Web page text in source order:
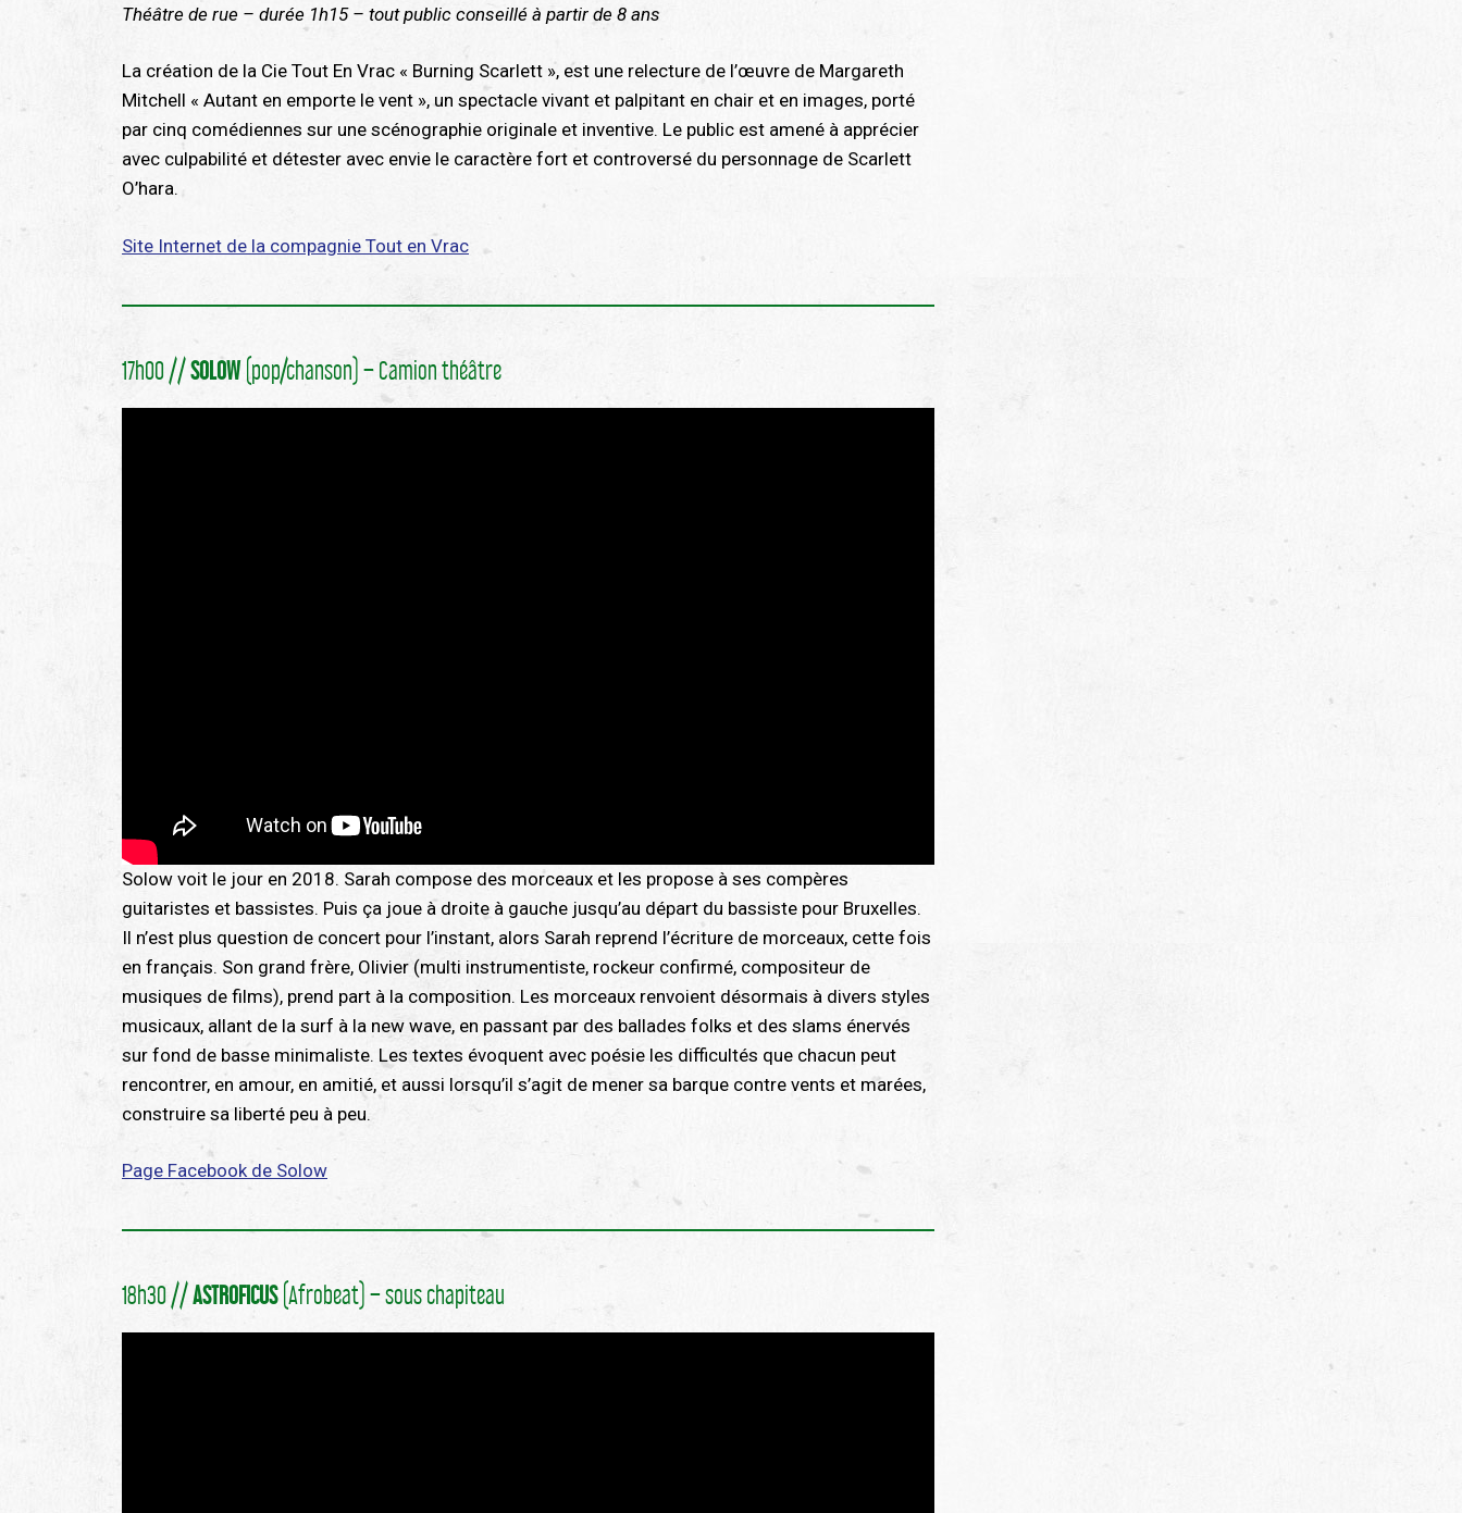
Théâtre de rue – durée 1h15 – tout public conseillé à partir de 8 ans
La création de la Cie Tout En Vrac « Burning Scarlett », est une relecture de l’œuvre de Margareth
Mitchell « Autant en emporte le vent », un spectacle vivant et palpitant en chair et en images, porté
par cinq comédiennes sur une scénographie originale et inventive. Le public est amené à apprécier
avec culpabilité et détester avec envie le caractère fort et controversé du personnage de Scarlett
O’hara.
Site Internet de la compagnie Tout en Vrac
17h00 //SOLOW(pop/chanson) – Camion théâtre
Solow voit le jour en 2018. Sarah compose des morceaux et les propose à ses compères
guitaristes et bassistes. Puis ça joue à droite à gauche jusqu’au départ du bassiste pour Bruxelles.
Il n’est plus question de concert pour l’instant, alors Sarah reprend l’écriture de morceaux, cette fois
en français. Son grand frère, Olivier (multi instrumentiste, rockeur confirmé, compositeur de
musiques de films), prend part à la composition. Les morceaux renvoient désormais à divers styles
musicaux, allant de la surf à la new wave, en passant par des ballades folks et des slams énervés
sur fond de basse minimaliste. Les textes évoquent avec poésie les difficultés que chacun peut
rencontrer, en amour, en amitié, et aussi lorsqu’il s’agit de mener sa barque contre vents et marées,
construire sa liberté peu à peu.
Page Facebook de Solow
18h30 //ASTROFICUS(Afrobeat) – sous chapiteau